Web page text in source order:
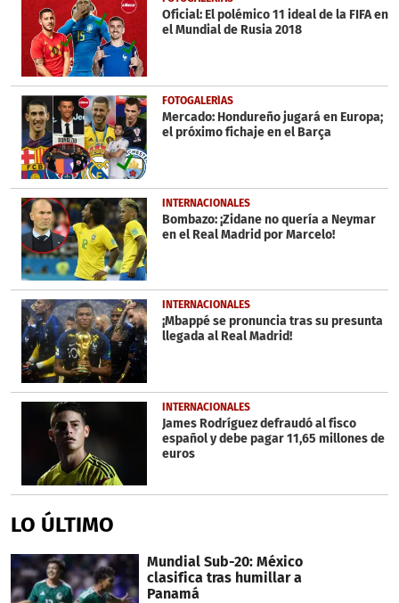
seconds
Oficial: El polémico 11 ideal de la FIFA en
el Mundial de Rusia 2018
FOTOGALERÍAS
Mercado: Hondureño jugará en Europa;
el próximo fichaje en el Barça
INTERNACIONALES
Bombazo: ¡Zidane no quería a Neymar
en el Real Madrid por Marcelo!
INTERNACIONALES
¡Mbappé se pronuncia tras su presunta
llegada al Real Madrid!
INTERNACIONALES
James Rodríguez defraudó al fisco
español y debe pagar 11,65 millones de
euros
LO ÚLTIMO
Mundial Sub-20: México
clasifica tras humillar a
Panamá